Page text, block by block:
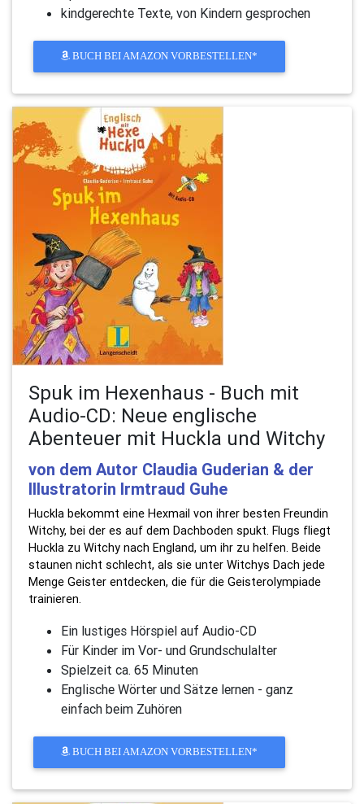
kindgerechte Texte, von Kindern gesprochen
BUCH BEI AMAZON VORBESTELLEN*
Spuk im Hexenhaus - Buch mit
Audio-CD: Neue englische
Abenteuer mit Huckla und Witchy
von dem Autor Claudia Guderian & der
Illustratorin Irmtraud Guhe
Huckla bekommt eine Hexmail von ihrer besten Freundin
Witchy, bei der es auf dem Dachboden spukt. Flugs fliegt
Huckla zu Witchy nach England, um ihr zu helfen. Beide
staunen nicht schlecht, als sie unter Witchys Dach jede
Menge Geister entdecken, die für die Geisterolympiade
trainieren.
Ein lustiges Hörspiel auf Audio-CD
Für Kinder im Vor- und Grundschulalter
Spielzeit ca. 65 Minuten
Englische Wörter und Sätze lernen - ganz
einfach beim Zuhören
BUCH BEI AMAZON VORBESTELLEN*